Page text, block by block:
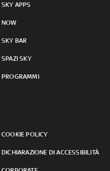
SKY APPS
NOW
SKY BAR
SPAZI SKY
PROGRAMMI
COOKIE POLICY
DICHIARAZIONE DI ACCESSIBILITÀ